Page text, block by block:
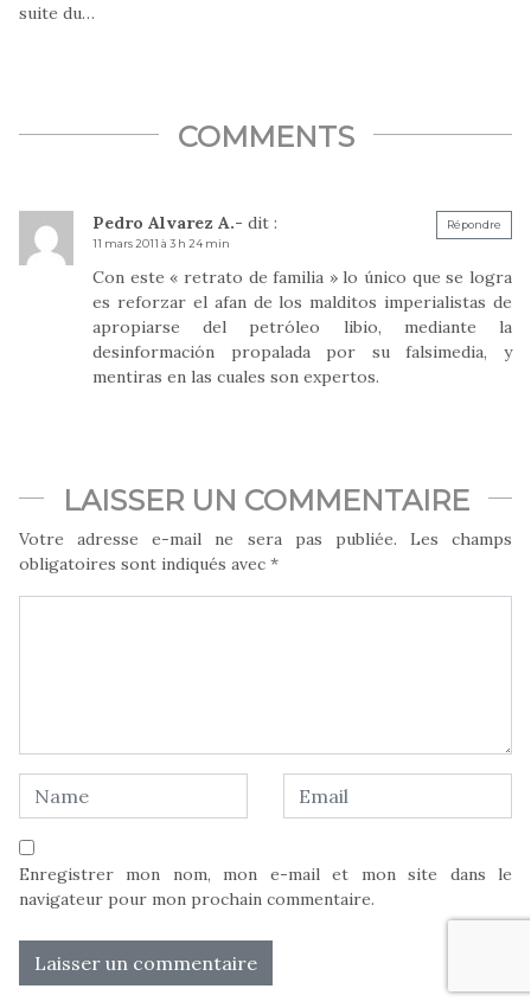
suite du…
COMMENTS
Pedro Alvarez A.- dit :
11 mars 2011 à 3 h 24 min
Con este « retrato de familia » lo único que se logra
es reforzar el afan de los malditos imperialistas de
apropiarse del petróleo libio, mediante la
desinformación propalada por su falsimedia, y
mentiras en las cuales son expertos.
Répondre
LAISSER UN COMMENTAIRE
Votre adresse e-mail ne sera pas publiée.
Les champs
obligatoires sont indiqués avec *
Enregistrer mon nom, mon e-mail et mon site dans le
navigateur pour mon prochain commentaire.